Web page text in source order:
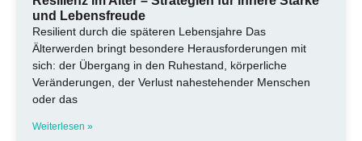
und Lebensfreude
Resilient durch die späteren Lebensjahre Das
Älterwerden bringt besondere Herausforderungen mit
sich: der Übergang in den Ruhestand, körperliche
Veränderungen, der Verlust nahestehender Menschen
oder das
Weiterlesen »